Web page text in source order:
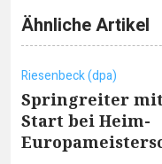
Ähnliche Artikel
Riesenbeck (dpa)
Springreiter
Start bei Heim-